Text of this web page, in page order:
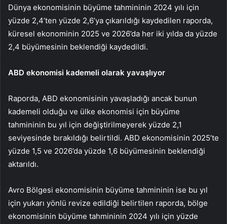
Dünya ekonomisinin büyüme tahmininin 2024 yılı için
yüzde 2,4’ten yüzde 2,6’ya çıkarıldığı kaydedilen raporda,
küresel ekonominin 2025 ve 2026’da her iki yılda da yüzde
2,4 büyümesinin beklendiği kaydedildi.
ABD ekonomisi kademeli olarak yavaşlıyor
Raporda, ABD ekonomisinin yavaşladığı ancak bunun
kademeli olduğu ve ülke ekonomisi için büyüme
tahmininin bu yıl için değiştirilmeyerek yüzde 2,1
seviyesinde bırakıldığı belirtildi. ABD ekonomisinin 2025’te
yüzde 1,5 ve 2026’da yüzde 1,6 büyümesinin beklendiği
aktarıldı.
Avro Bölgesi ekonomisinin büyüme tahmininin ise bu yıl
için yukarı yönlü revize edildiği belirtilen raporda, bölge
ekonomisinin büyüme tahmininin 2024 yılı için yüzde